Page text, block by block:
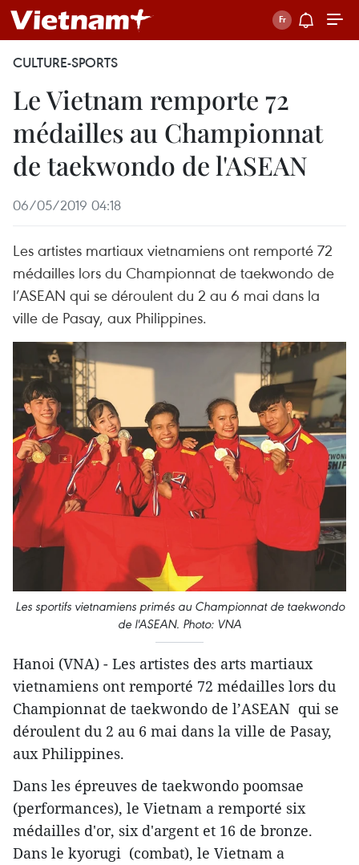
CULTURE-SPORTS
Le Vietnam remporte 72
médailles au Championnat
de taekwondo de l'ASEAN
06/05/2019 04:18
Les artistes martiaux vietnamiens ont remporté 72
médailles lors du Championnat de taekwondo de
l’ASEAN qui se déroulent du 2 au 6 mai dans la
ville de Pasay, aux Philippines.
Les sportifs vietnamiens primés au Championnat de taekwondo
de l'ASEAN. Photo: VNA
Hanoi (VNA) - Les artistes des arts martiaux
vietnamiens ont remporté 72 médailles lors du
Championnat de taekwondo de l’ASEAN qui se
déroulent du 2 au 6 mai dans la ville de Pasay,
aux Philippines.
Dans les épreuves de taekwondo poomsae
(performances), le Vietnam a remporté six
médailles d'or, six d'argent et 16 de bronze.
Dans le kyorugi (combat), le Vietnam a